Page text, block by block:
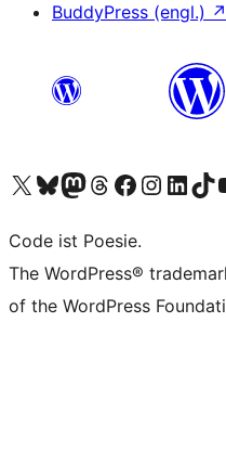
BuddyPress (engl.) ↗
Unser X-Konto (früher Twitter) besuchen
Unser Bluesky-Konto besuchen
Unser Mastodon-Konto besuchen
Unser Threads-Konto besuchen
Unsere Facebook-Seite
Unser Instagram-
Unser LinkedIn-
Unser
Code ist Poesie.
The WordPress®
of the WordPress